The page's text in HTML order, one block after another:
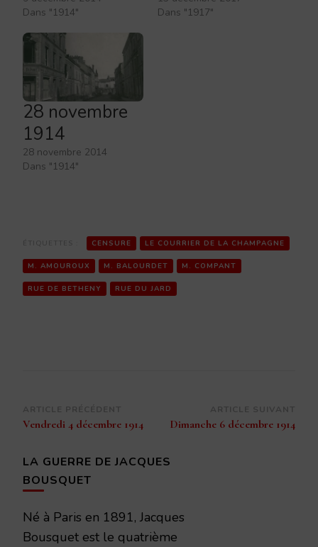
Dans "1914"
Dans "1917"
28 novembre
1914
28 novembre 2014
Dans "1914"
CENSURE LE COURRIER DE LA CHAMPAGNE
M. AMOUROUX M. BALOURDET M. COMPANT
RUE DE BETHENY RUE DU JARD
Navigation
d’article
Vendredi 4 décembre 1914 Dimanche 6 décembre 1914
LA GUERRE DE JACQUES
BOUSQUET
Né à Paris en 1891, Jacques
Bousquet est le quatrième